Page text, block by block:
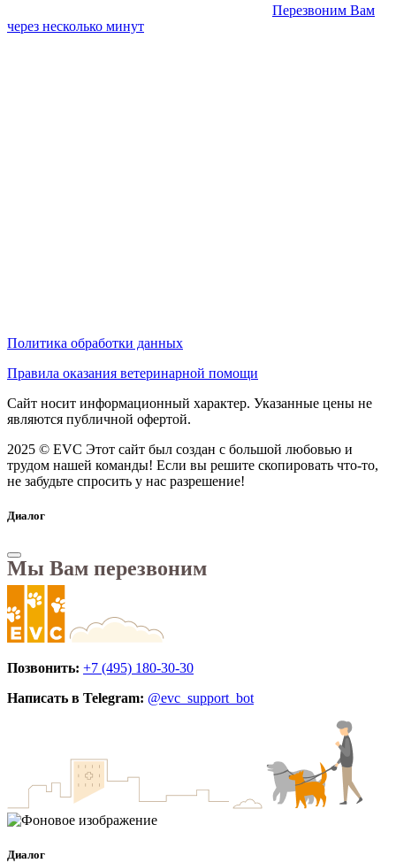
Перезвоним Вам
через несколько минут
Политика обработки данных
Правила оказания ветеринарной помощи
Сайт носит информационный характер. Указанные цены не
являются публичной офертой.
2025 © EVC Этот сайт был создан с большой любовью и
трудом нашей команды! Если вы решите скопировать что-то,
не забудьте спросить у нас разрешение!
Диалог
Мы Вам перезвоним
Позвонить: +7 (495) 180-30-30
Написать в Telegram: @evc_support_bot
Диалог